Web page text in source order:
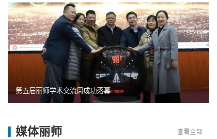
第五届丽师学术交流周成功落幕
媒体丽师 查看全部